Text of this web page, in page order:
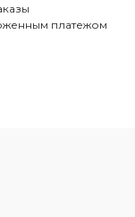
платежом